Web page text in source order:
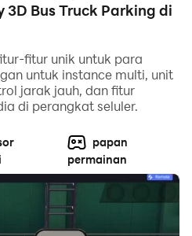
balap boboiboy
yang meninggalkan
3D
Bus Truck Parking di
fitur unik untuk para
untuk instance multi, unit
jarak jauh, dan fitur
di perangkat seluler.
papan
permainan